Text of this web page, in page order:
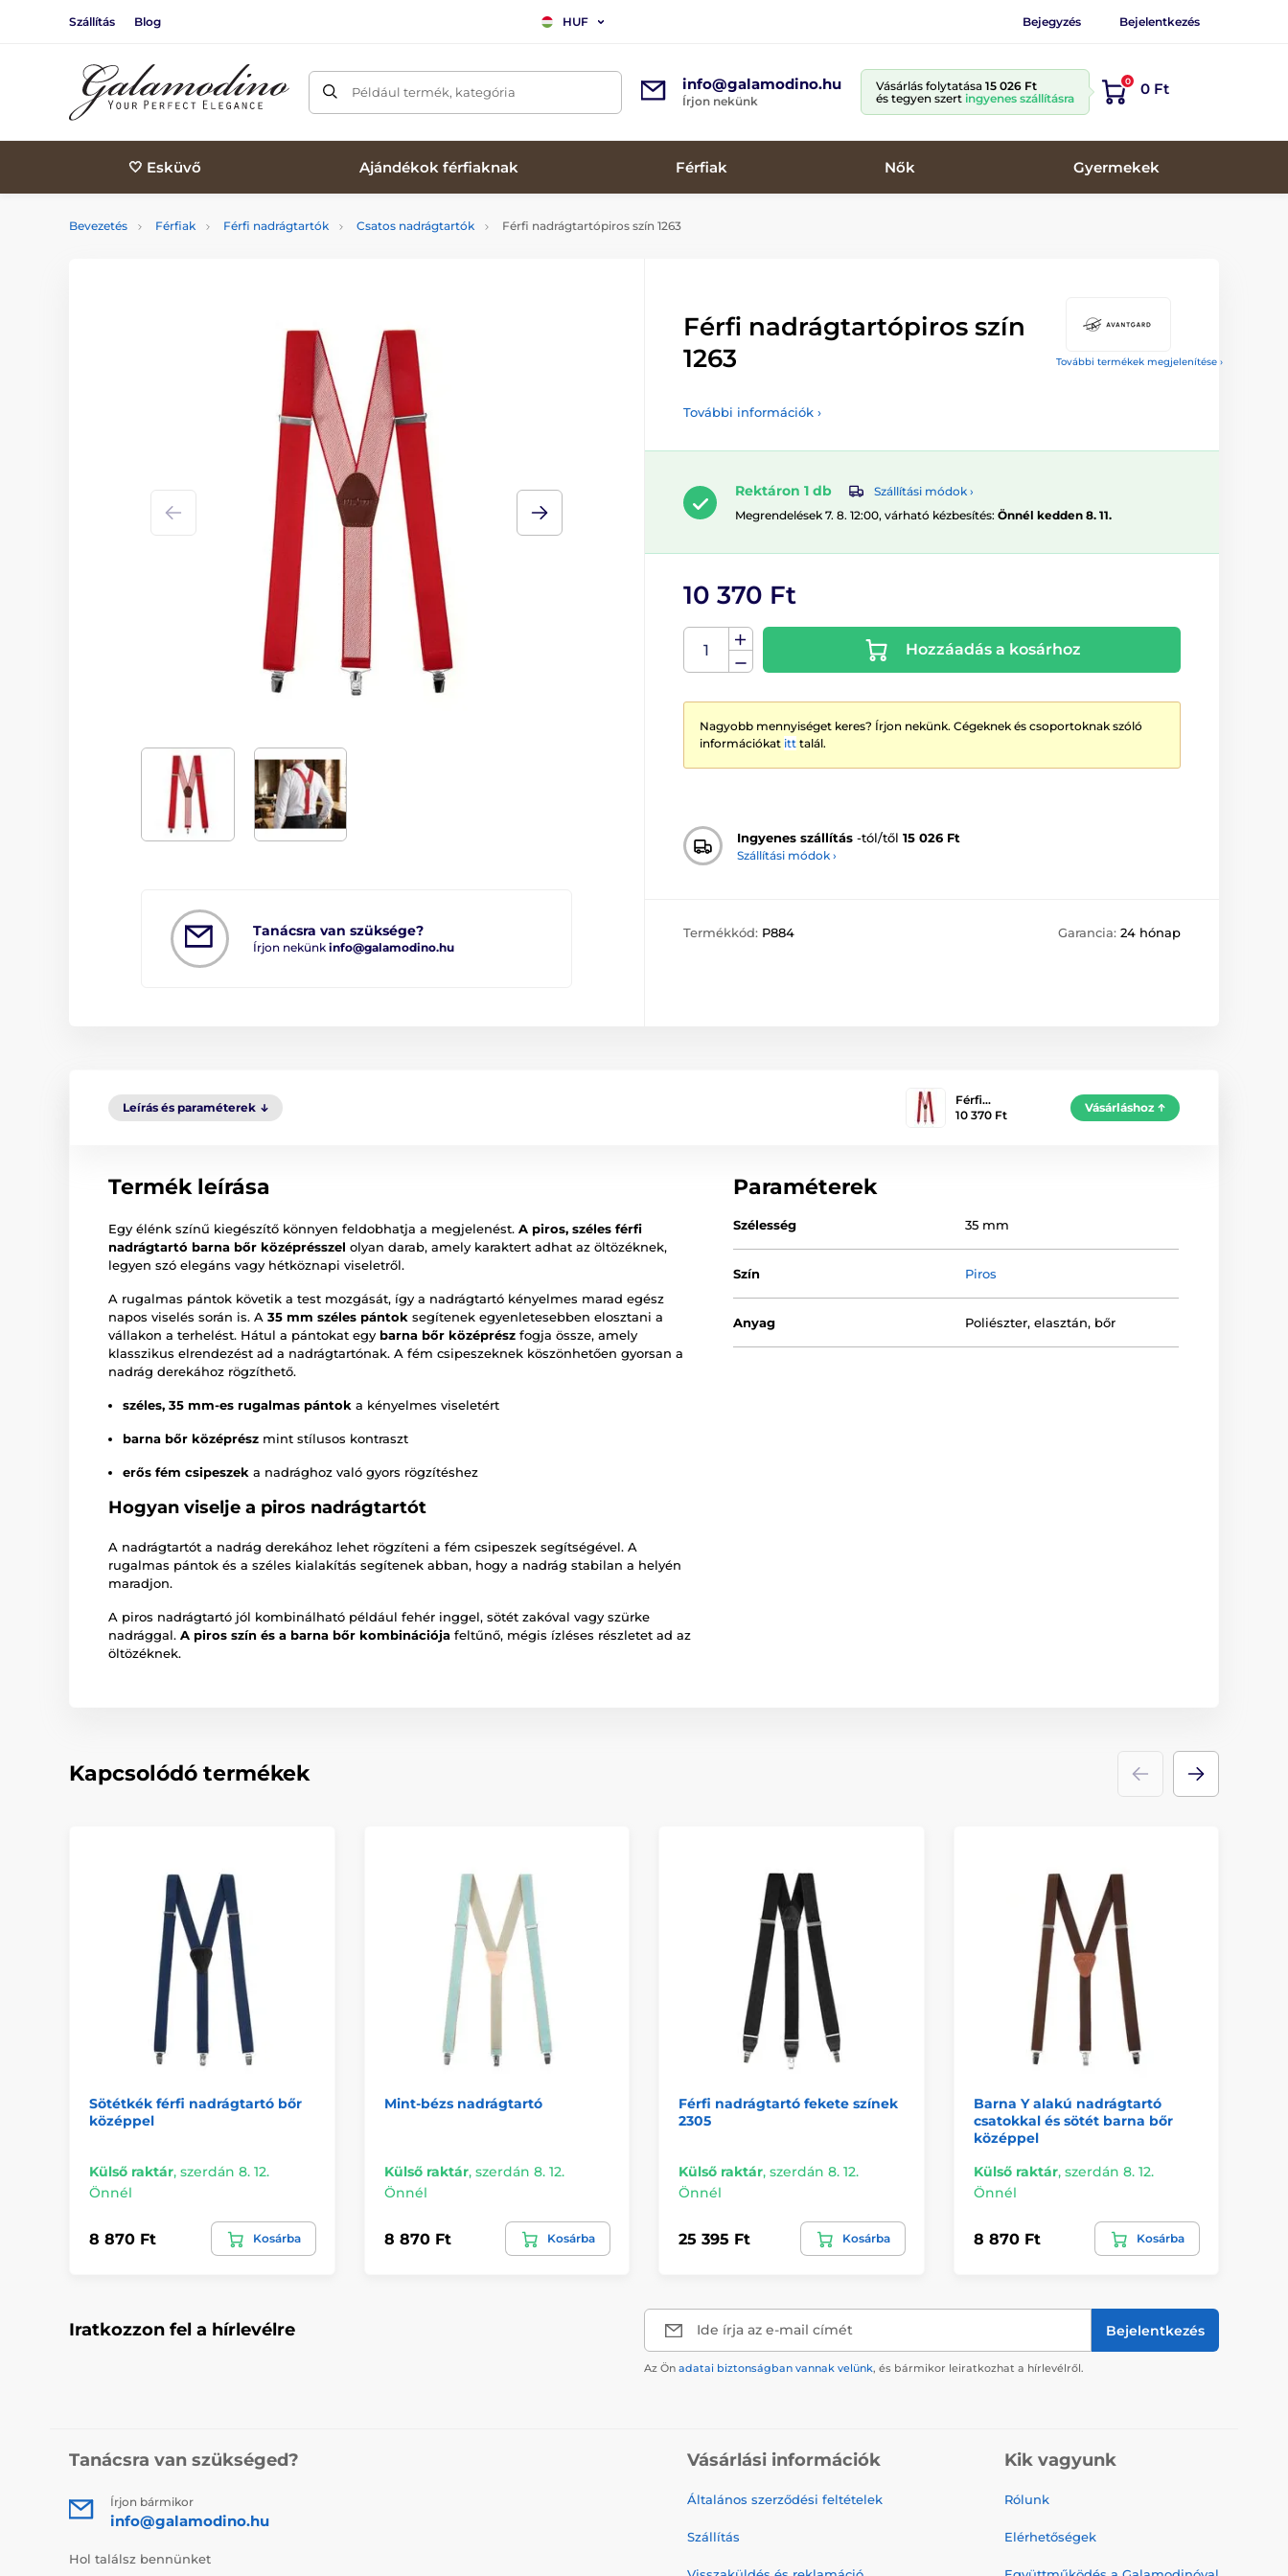
Szállítás Blog HUF Bejegyzés Bejelentkezés
Például termék, kategória info@galamodino.hu
Írjon nekünk
Vásárlás folytatása 15 026 Ft
és tegyen szert ingyenes szállításra
0 0 Ft
🤍 Esküvő Ajándékok férfiaknak Férfiak Nők Gyermekek
Bevezetés Férfiak Férfi nadrágtartók Csatos nadrágtartók Férfi nadrágtartópiros szín 1263
További termékek megjelenítése ›
Tanácsra van szüksége?
Írjon nekünk info@galamodino.hu
Férfi nadrágtartópiros szín
1263
További információk ›
Rektáron 1 db
Szállítási módok ›
Megrendelések 7. 8. 12:00, várható kézbesítés: Önnél kedden 8. 11.
10 370 Ft
Hozzáadás a kosárhoz
Nagyobb mennyiséget keres? Írjon nekünk. Cégeknek és csoportoknak szóló
információkat itt talál.
Ingyenes szállítás -tól/től 15 026 Ft
Szállítási módok ›
Termékkód: P884 Garancia: 24 hónap
Leírás és paraméterek
Férfi…
10 370 Ft
Vásárláshoz
Termék leírása
Egy élénk színű kiegészítő könnyen feldobhatja a megjelenést. A piros, széles férfi
nadrágtartó barna bőr középrésszel olyan darab, amely karaktert adhat az öltözéknek,
legyen szó elegáns vagy hétköznapi viseletről.
A rugalmas pántok követik a test mozgását, így a nadrágtartó kényelmes marad egész
napos viselés során is. A 35 mm széles pántok segítenek egyenletesebben elosztani a
vállakon a terhelést. Hátul a pántokat egy barna bőr középrész fogja össze, amely
klasszikus elrendezést ad a nadrágtartónak. A fém csipeszeknek köszönhetően gyorsan a
nadrág derekához rögzíthető.
széles, 35 mm-es rugalmas pántok a kényelmes viseletért
barna bőr középrész mint stílusos kontraszt
erős fém csipeszek a nadrághoz való gyors rögzítéshez
Hogyan viselje a piros nadrágtartót
A nadrágtartót a nadrág derekához lehet rögzíteni a fém csipeszek segítségével. A
rugalmas pántok és a széles kialakítás segítenek abban, hogy a nadrág stabilan a helyén
maradjon.
A piros nadrágtartó jól kombinálható például fehér inggel, sötét zakóval vagy szürke
nadrággal. A piros szín és a barna bőr kombinációja feltűnő, mégis ízléses részletet ad az
öltözéknek.
Paraméterek
Szélesség 35 mm
Szín Piros
Anyag Poliészter, elasztán, bőr
Kapcsolódó termékek
Sötétkék férfi nadrágtartó bőr
középpel
Külső raktár, szerdán 8. 12.
Önnél
8 870 Ft Kosárba
Mint-bézs nadrágtartó
Külső raktár, szerdán 8. 12.
Önnél
8 870 Ft Kosárba
Férfi nadrágtartó fekete színek
2305
Külső raktár, szerdán 8. 12.
Önnél
25 395 Ft Kosárba
Barna Y alakú nadrágtartó
csatokkal és sötét barna bőr
középpel
Külső raktár, szerdán 8. 12.
Önnél
8 870 Ft Kosárba
Iratkozzon fel a hírlevélre Ide írja az e-mail címét Bejelentkezés
Az Ön adatai biztonságban vannak velünk, és bármikor leiratkozhat a hírlevélről.
Tanácsra van szükséged?
Írjon bármikor
info@galamodino.hu
Hol találsz bennünket
Vásárlási információk
Általános szerződési feltételek
Szállítás
Kik vagyunk
Rólunk
Elérhetőségek